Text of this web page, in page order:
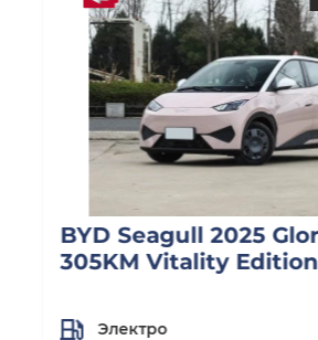
BYD Seagull 2025
305KM Vitality Edition
Электро